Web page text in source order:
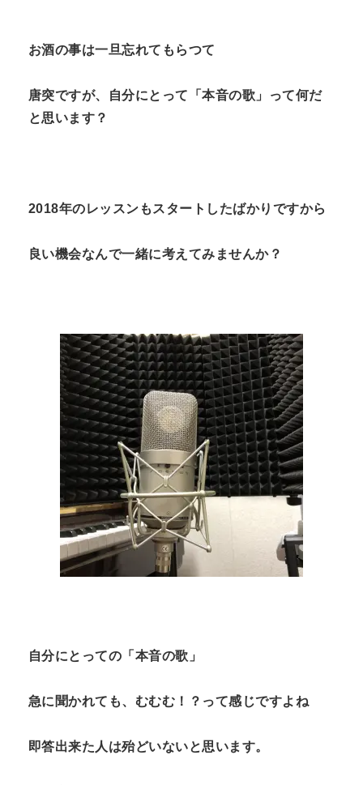
お酒の事は一旦忘れてもらつて
唐突ですが、自分にとって「本音の歌」って何だ
と思います？
2018年のレッスンもスタートしたばかりですから
良い機会なんで一緒に考えてみませんか？
自分にとっての「本音の歌」
急に聞かれても、むむむ！？って感じですよね
即答出来た人は殆どいないと思います。